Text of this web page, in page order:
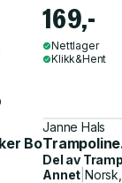
169,-
Nettlager
Klikk&Hent
Booster
Janne Hals
Del av
Annet